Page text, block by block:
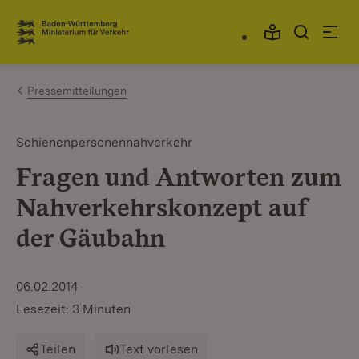
Zum Inhalt springen
Link zur Startseite
Pressemitteilungen
Schienenpersonennahverkehr
Fragen und Antworten zum
Nahverkehrskonzept auf
der Gäubahn
06.02.2014
Lesezeit: 3 Minuten
Teilen Text vorlesen